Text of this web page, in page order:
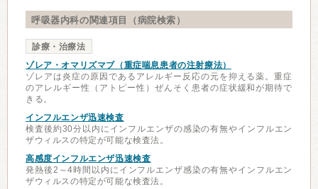
呼吸器内科の関連項目（病院検索）
診療・治療法
ゾレア・オマリズマブ（重症喘息患者の注射療法）
ゾレアは炎症の原因であるアレルギー反応の元を抑える薬。重症
のアレルギー性（アトピー性）ぜんそく患者の症状緩和が期待で
きる。
インフルエンザ迅速検査
検査後約30分以内にインフルエンザの感染の有無やインフルエン
ザウィルスの特定が可能な検査法。
高感度インフルエンザ迅速検査
発熱後2～4時間以内にインフルエンザ感染の有無やインフルエン
ザウィルスの特定が可能な検査法。